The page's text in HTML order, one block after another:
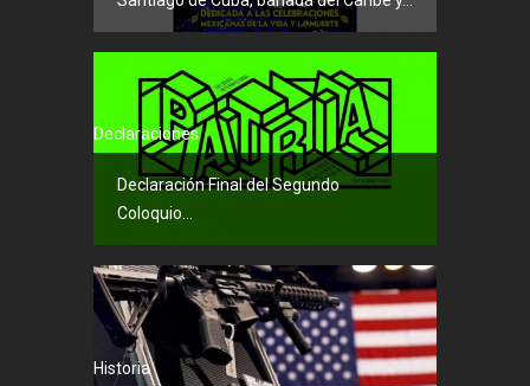
Declaraciones
Declaración Final del Segundo
Coloquio...
Historia